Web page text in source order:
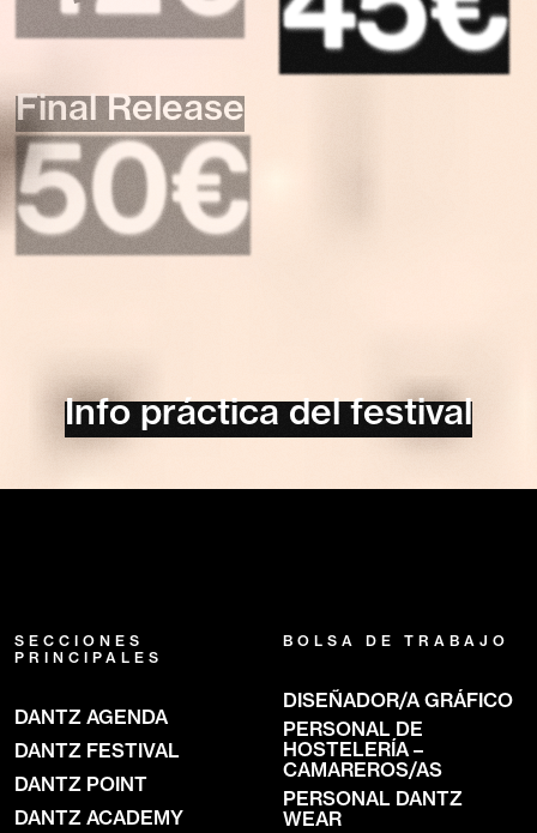
Final Release
50€
Info práctica del festival
SECCIONES
PRINCIPALES
DANTZ AGENDA
DANTZ FESTIVAL
DANTZ POINT
DANTZ ACADEMY
BOLSA DE TRABAJO
DISEÑADOR/A GRÁFICO
PERSONAL DE
HOSTELERÍA –
CAMAREROS/AS
PERSONAL DANTZ
WEAR